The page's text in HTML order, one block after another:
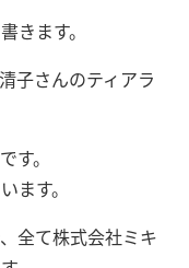
きます。
子さんのティアラ
す。
ます。
全て株式会社ミキ